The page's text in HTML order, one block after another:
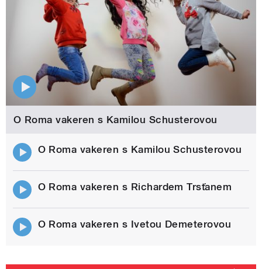
O Roma vakeren s Kamilou Schusterovou
O Roma vakeren s Kamilou Schusterovou
O Roma vakeren s Richardem Trsťanem
O Roma vakeren s Ivetou Demeterovou